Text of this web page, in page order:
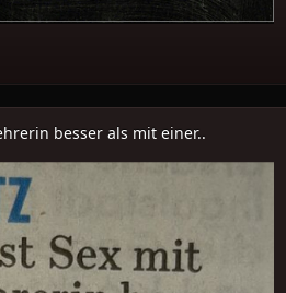
besser als mit einer..